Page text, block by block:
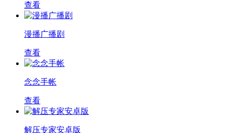
查看
漫播广播剧
查看
念念手帐
查看
解压专家安卓版